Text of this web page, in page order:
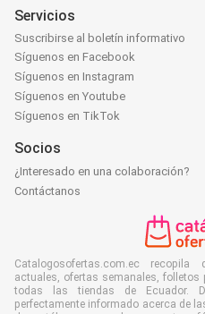
Servicios
Suscribirse al boletín informativo
Síguenos en Facebook
Síguenos en Instagram
Síguenos en Youtube
Síguenos en TikTok
Socios
¿Interesado en una colaboración?
Contáctanos
Catalogosofertas.com.ec
actuales, ofertas semanales,
todas las tiendas de Ecuador.
perfectamente informado acerca de